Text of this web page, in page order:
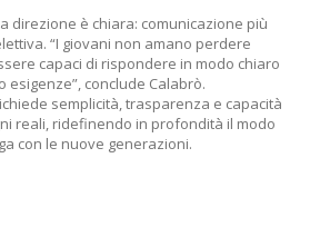
direzione è chiara: comunicazione più
“I giovani non amano perdere
capaci di rispondere in modo chiaro
esigenze”, conclude Calabrò.
semplicità, trasparenza e capacità
reali, ridefinendo in profondità il modo
con le nuove generazioni.